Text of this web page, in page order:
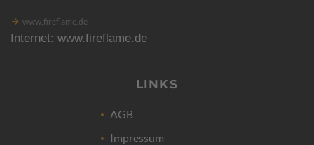
www.fireflame.de
Internet: www.fireflame.de
LINKS
AGB
Impressum